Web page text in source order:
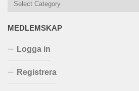
MEDLEMSKAP
Logga in
Registrera